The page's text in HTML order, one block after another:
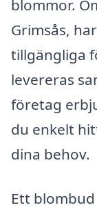
blommor.
Grimsås,
tillgängliga
levereras
företag
du enkelt
dina behov.
Ett